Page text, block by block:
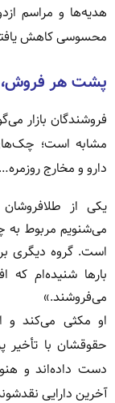
هدیه‌ها و مراسم
محسوسی کاهش
پشت هر
فروشندگان بازار
مشابه است؛ چک‌های
دارو و مخارج روزمره…
یکی از
می‌شنویم مربوط به
است. گروه دیگری
بارها شنیده‌ام که
می‌فروشند.»
او مکثی می‌کند و
حقوقشان با تأخیر
دست داده‌اند و
آخرین دارایی